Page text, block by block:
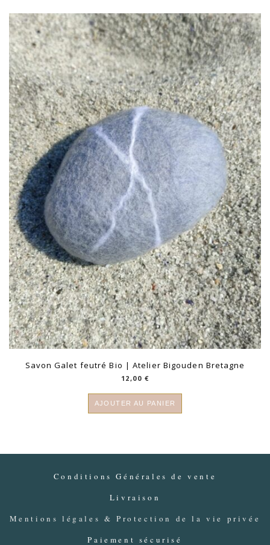
Savon Galet feutré Bio | Atelier Bigouden Bretagne
12,00 €
AJOUTER AU PANIER
Conditions Générales de vente
Livraison
Mentions légales & Protection de la vie privée
Paiement sécurisé